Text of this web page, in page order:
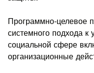
Программно‑целевое
системного подхода к
социальной сфере
организационные